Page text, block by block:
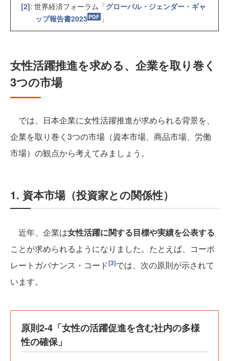
[2]: 世界経済フォーラム「グローバル・ジェンダー・ギャ
ップ報告書2023
」
女性活躍推進を求める、企業を取り巻く
3つの市場
では、日本企業に女性活躍推進が求められる背景を、
企業を取り巻く3つの市場（資本市場、商品市場、労働
市場）の観点から考えてみましょう。
1. 資本市場（投資家との関係性）
近年、企業は女性活躍に関する目標や実績を公表する
ことが求められるようになりました。たとえば、コーポ
レートガバナンス・コード[3]では、次の原則が示されて
います。
原則2-4「女性の活躍促進を含む社内の多様
性の確保」